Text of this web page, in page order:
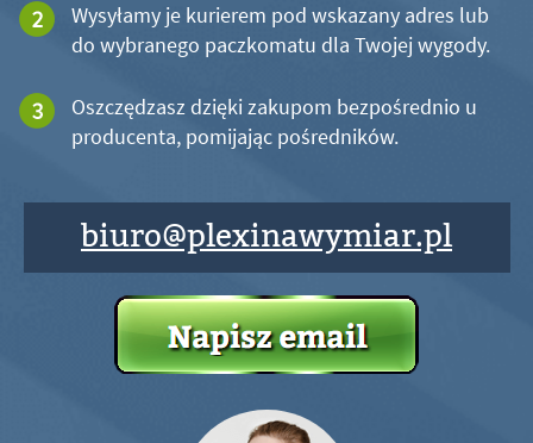
Wysyłamy je kurierem pod wskazany adres lub
do wybranego paczkomatu dla Twojej wygody.
Oszczędzasz dzięki zakupom bezpośrednio u
producenta, pomijając pośredników.
biuro@plexinawymiar.pl